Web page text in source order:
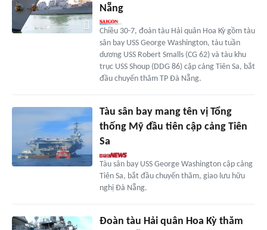
Nẵng
Chiều 30-7, đoàn tàu Hải quân Hoa Kỳ gồm tàu
sân bay USS George Washington, tàu tuần
dương USS Robert Smalls (CG 62) và tàu khu
trục USS Shoup (DDG 86) cập cảng Tiên Sa, bắt
đầu chuyến thăm TP Đà Nẵng.
Tàu sân bay mang tên vị Tổng
thống Mỹ đầu tiên cập cảng Tiên
Sa
Tàu sân bay USS George Washington cập cảng
Tiên Sa, bắt đầu chuyến thăm, giao lưu hữu
nghị Đà Nẵng.
Đoàn tàu Hải quân Hoa Kỳ thăm